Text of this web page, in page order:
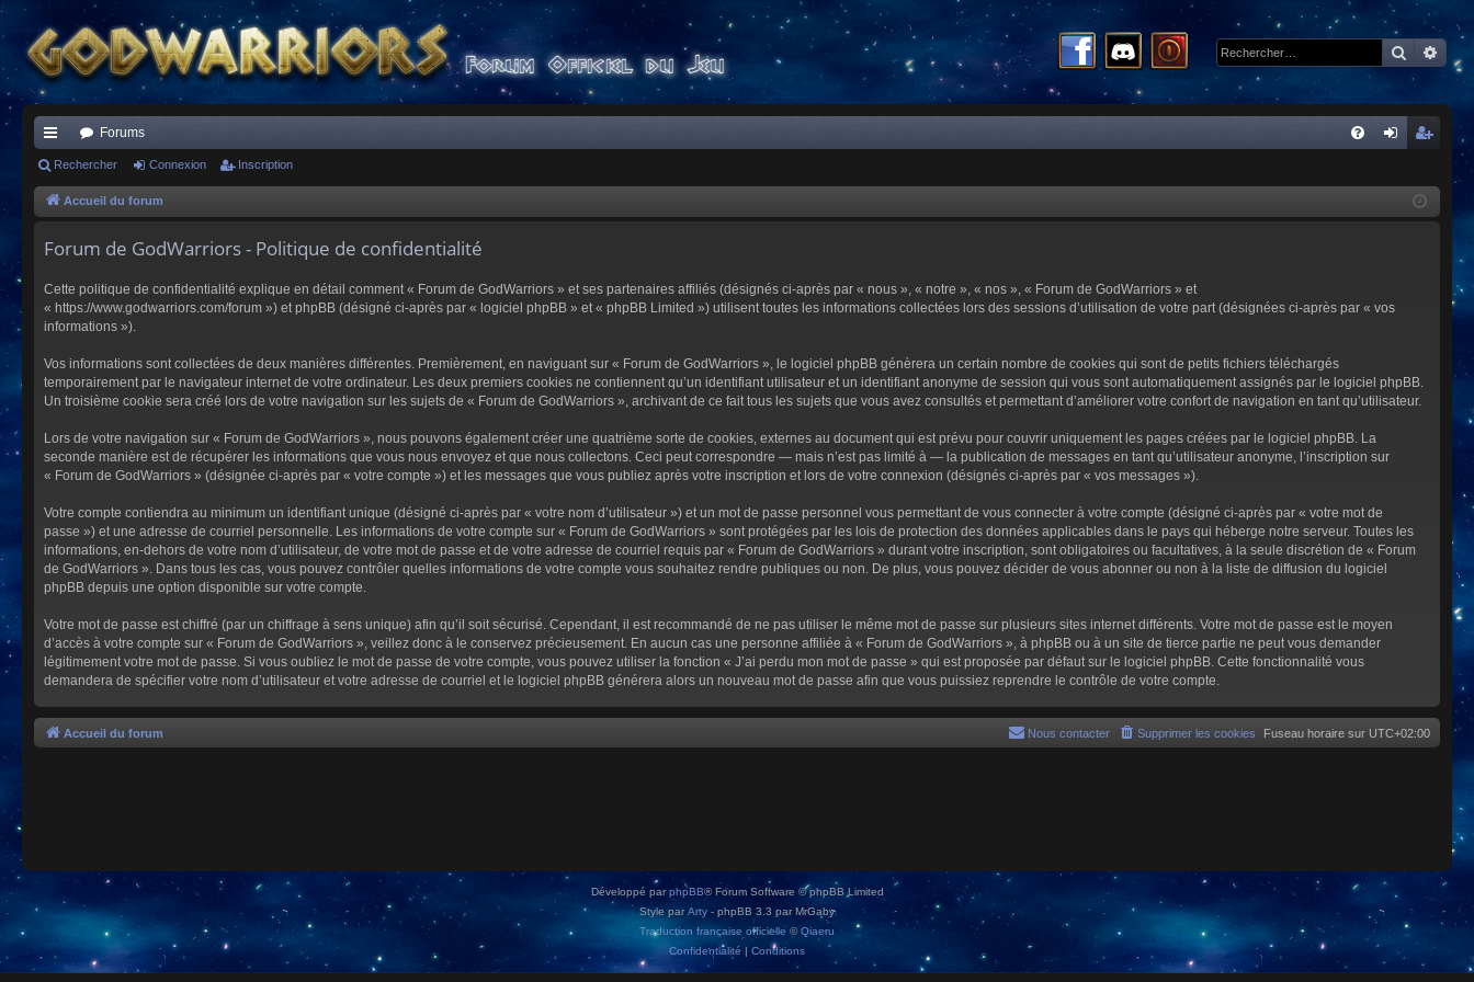
ac
co
s
Forums
cri
Rechercher Connexion Inscription
Accueil du forum
Forum de GodWarriors - Politique de confidentialité
Cette politique de confidentialité explique en détail comment « Forum de GodWarriors » et ses partenaires affiliés (désignés ci-après par « nous », « notre », « nos », « Forum de GodWarriors » et
« https://www.godwarriors.com/forum ») et phpBB (désigné ci-après par « logiciel phpBB » et « phpBB Limited ») utilisent toutes les informations collectées lors des sessions d’utilisation de votre part (désignées ci-après par « vos
informations »).
Vos informations sont collectées de deux manières différentes. Premièrement, en naviguant sur « Forum de GodWarriors », le logiciel phpBB génèrera un certain nombre de cookies qui sont de petits fichiers téléchargés
temporairement par le navigateur internet de votre ordinateur. Les deux premiers cookies ne contiennent qu’un identifiant utilisateur et un identifiant anonyme de session qui vous sont automatiquement assignés par le logiciel phpBB.
Un troisième cookie sera créé lors de votre navigation sur les sujets de « Forum de GodWarriors », archivant de ce fait tous les sujets que vous avez consultés et permettant d’améliorer votre confort de navigation en tant qu’utilisateur.
Lors de votre navigation sur « Forum de GodWarriors », nous pouvons également créer une quatrième sorte de cookies, externes au document qui est prévu pour couvrir uniquement les pages créées par le logiciel phpBB. La
seconde manière est de récupérer les informations que vous nous envoyez et que nous collectons. Ceci peut correspondre — mais n’est pas limité à — la publication de messages en tant qu’utilisateur anonyme, l’inscription sur
« Forum de GodWarriors » (désignée ci-après par « votre compte ») et les messages que vous publiez après votre inscription et lors de votre connexion (désignés ci-après par « vos messages »).
Votre compte contiendra au minimum un identifiant unique (désigné ci-après par « votre nom d’utilisateur ») et un mot de passe personnel vous permettant de vous connecter à votre compte (désigné ci-après par « votre mot de
passe ») et une adresse de courriel personnelle. Les informations de votre compte sur « Forum de GodWarriors » sont protégées par les lois de protection des données applicables dans le pays qui héberge notre serveur. Toutes les
informations, en-dehors de votre nom d’utilisateur, de votre mot de passe et de votre adresse de courriel requis par « Forum de GodWarriors » durant votre inscription, sont obligatoires ou facultatives, à la seule discrétion de « Forum
de GodWarriors ». Dans tous les cas, vous pouvez contrôler quelles informations de votre compte vous souhaitez rendre publiques ou non. De plus, vous pouvez décider de vous abonner ou non à la liste de diffusion du logiciel
phpBB depuis une option disponible sur votre compte.
Votre mot de passe est chiffré (par un chiffrage à sens unique) afin qu’il soit sécurisé. Cependant, il est recommandé de ne pas utiliser le même mot de passe sur plusieurs sites internet différents. Votre mot de passe est le moyen
d’accès à votre compte sur « Forum de GodWarriors », veillez donc à le conservez précieusement. En aucun cas une personne affiliée à « Forum de GodWarriors », à phpBB ou à un site de tierce partie ne peut vous demander
légitimement votre mot de passe. Si vous oubliez le mot de passe de votre compte, vous pouvez utiliser la fonction « J’ai perdu mon mot de passe » qui est proposée par défaut sur le logiciel phpBB. Cette fonctionnalité vous
demandera de spécifier votre nom d’utilisateur et votre adresse de courriel et le logiciel phpBB générera alors un nouveau mot de passe afin que vous puissiez reprendre le contrôle de votre compte.
Accueil du forum Fuseau horaire sur UTC+02:00
Supprimer les cookies
Nous contacter
Développé parphpBB® Forum Software © phpBB Limited
Style par Arty - phpBB 3.3 par MrGaby
Traduction française officielle ©Qiaeru
Confidentialité | Conditions